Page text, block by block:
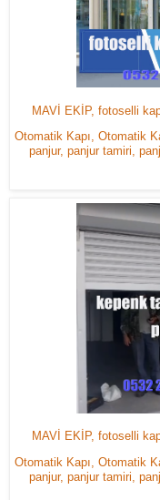
MAVİ EKİP, fotoselli
Otomatik Kapı, Otomatik
panjur, panjur tamiri,
MAVİ EKİP, fotoselli
Otomatik Kapı, Otomatik
panjur, panjur tamiri,